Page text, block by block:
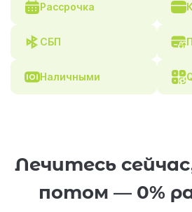
Рассрочка
СБП
Наличными
Лечитесь
потом — 0%